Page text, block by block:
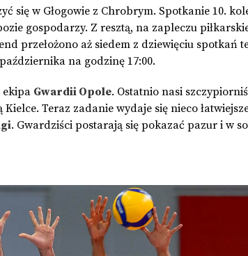
się w Głogowie z Chrobrym. Spotkanie 10.
gospodarzy. Z resztą, na zapleczu
przełożono aż siedem z dziewięciu spotkań
na godzinę 17:00.
ekipa Gwardii Opole. Ostatnio nasi
Teraz zadanie wydaje się nieco
. Gwardziści postarają się pokazać pazur i w